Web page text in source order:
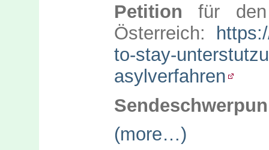
Petition für
Österreich:
to-stay-
asylverfahren
(more…)